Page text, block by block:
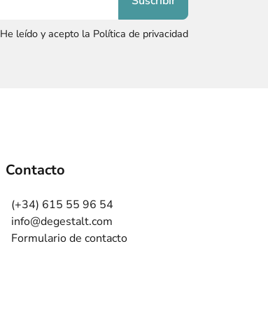
He leído y acepto la Política de privacidad
Contacto
(+34) 615 55 96 54
info@degestalt.com
Formulario de contacto